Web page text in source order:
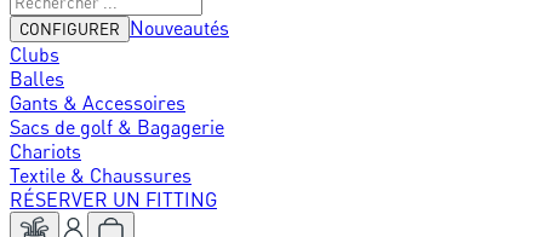
CONFIGURER
Nouveautés
Clubs
Balles
Gants & Accessoires
Sacs de golf & Bagagerie
Chariots
Textile & Chaussures
RÉSERVER UN FITTING